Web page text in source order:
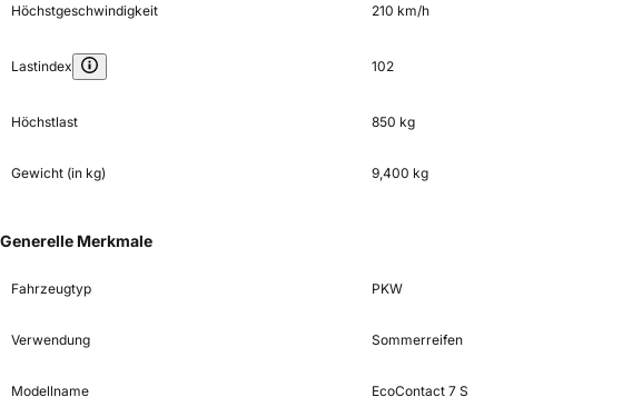
Höchstgeschwindigkeit 210 km/h
Lastindex 102
Höchstlast 850 kg
Gewicht (in kg) 9,400 kg
Generelle Merkmale
Fahrzeugtyp PKW
Verwendung Sommerreifen
Modellname EcoContact 7 S